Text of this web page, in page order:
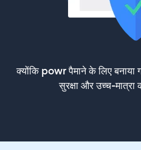
क्योंकि powr पैमाने के लिए बनाया
सुरक्षा और उच्च-मात्रा